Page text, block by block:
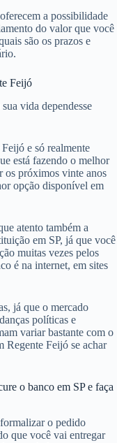
a possibilidade
do valor que você
são os prazos e
Feijó
vida dependesse
e só realmente
está fazendo o melhor
os próximos vinte anos
opção disponível em
atento também a
em SP, já que você
muitas vezes pelos
é na internet, em sites
já que o mercado
políticas e
variar bastante com o
Regente Feijó se achar
o banco em SP e faça
o pedido
que você vai entregar